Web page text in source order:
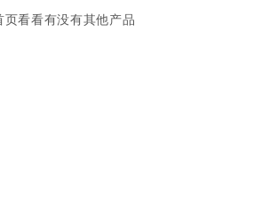
看看有没有其他产品